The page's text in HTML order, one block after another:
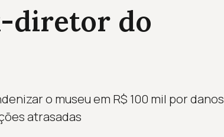
diretor do
o museu em R$ 100 mil por danos
atrasadas